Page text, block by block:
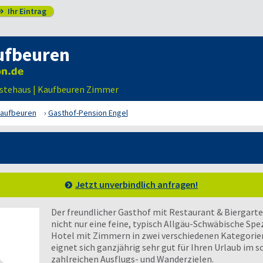
Ihr Eintrag
| Kaufbeuren Zimmer
Gasthof-Pension Engel
Jetzt unverbindlich anfragen!
Der freundlicher Gasthof mit Restaurant &
nicht nur eine feine, typisch Allgäu-Schwäbische
Hotel mit Zimmern in zwei verschiedenen
eignet sich ganzjährig sehr gut für Ihren Urlaub im
zahlreichen Ausflugs- und Wanderzielen.